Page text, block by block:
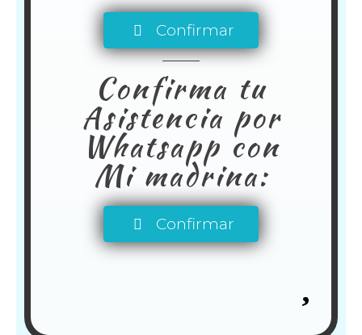
Confirmar
Confirma tu
Asistencia por
Whatsapp con
Mi madrina:
Confirmar